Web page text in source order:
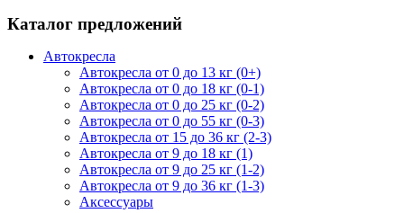
Каталог предложений
Автокресла
Автокресла от 0 до 13 кг (0+)
Автокресла от 0 до 18 кг (0-1)
Автокресла от 0 до 25 кг (0-2)
Автокресла от 0 до 55 кг (0-3)
Автокресла от 15 до 36 кг (2-3)
Автокресла от 9 до 18 кг (1)
Автокресла от 9 до 25 кг (1-2)
Автокресла от 9 до 36 кг (1-3)
Аксессуары